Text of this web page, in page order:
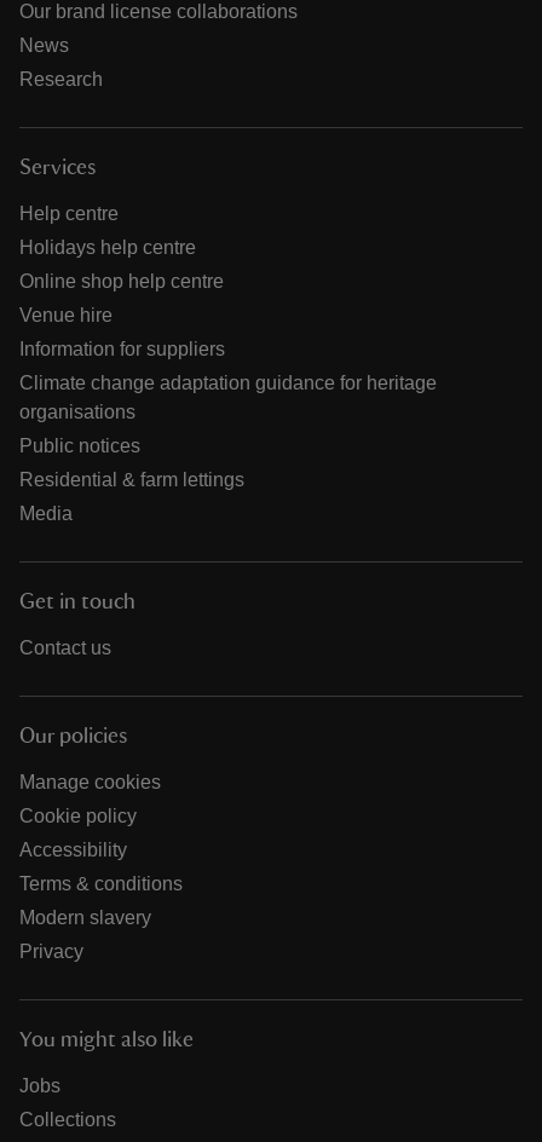
Our brand license collaborations
News
Research
Services
Help centre
Holidays help centre
Online shop help centre
Venue hire
Information for suppliers
Climate change adaptation guidance for heritage
organisations
Public notices
Residential & farm lettings
Media
Get in touch
Contact us
Our policies
Manage cookies
Cookie policy
Accessibility
Terms & conditions
Modern slavery
Privacy
You might also like
Jobs
Collections